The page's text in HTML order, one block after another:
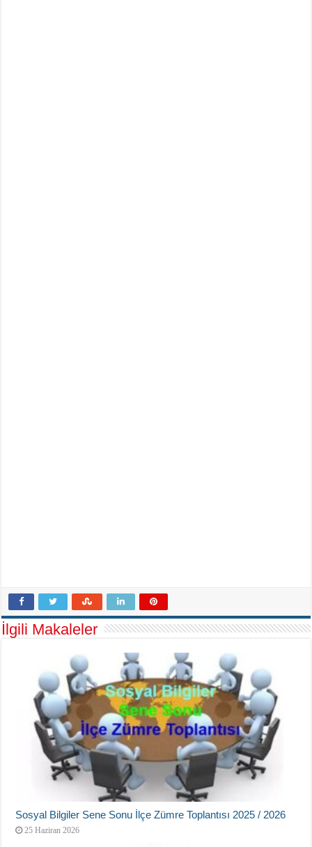
İlgili Makaleler
Sosyal Bilgiler Sene Sonu İlçe Zümre Toplantısı 2025 / 2026
25 Haziran 2026